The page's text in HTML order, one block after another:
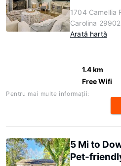
1704 Camellia
Carolina
Arată hartă
1.4 km
Free Wifi
Pentru mai multe informaţii:
5 Mi to
Pet-